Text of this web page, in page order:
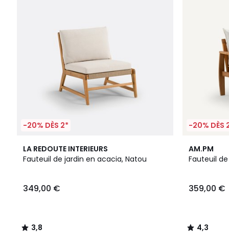
-20% DÈS 2*
LA REDOUTE INTERIEURS
Fauteuil de jardin en acacia, Natou
349,00 €
3,8
/ 5
3,8
/
-20% DÈS
AM.PM
Fauteuil
359,00 €
4,3
/ 5
4,3
/